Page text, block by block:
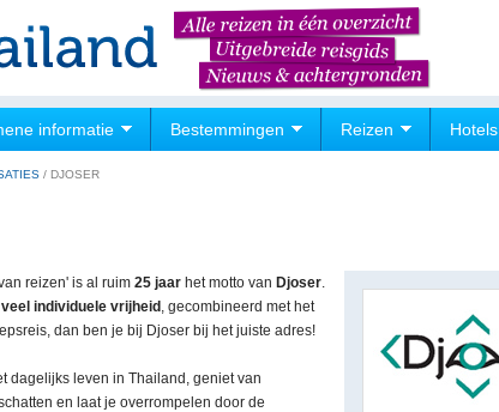
informatie Bestemmingen Reizen Hotels
/ DJOSER
reizen' is al ruim 25 jaar het motto van Djoser.
veel individuele vrijheid , gecombineerd met het
dan ben je bij Djoser bij het juiste adres!
dagelijks leven in Thailand, geniet van
en laat je overrompelen door de